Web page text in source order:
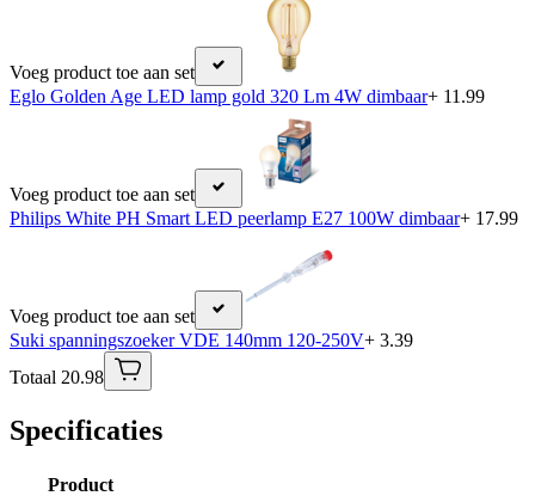
Voeg product toe aan set
Eglo Golden Age LED lamp gold 320 Lm 4W dimbaar+ 11.99
Voeg product toe aan set
Philips White PH Smart LED peerlamp E27 100W dimbaar+ 17.99
Voeg product toe aan set
Suki spanningszoeker VDE 140mm 120-250V+ 3.39
Totaal 20.98
Specificaties
Product